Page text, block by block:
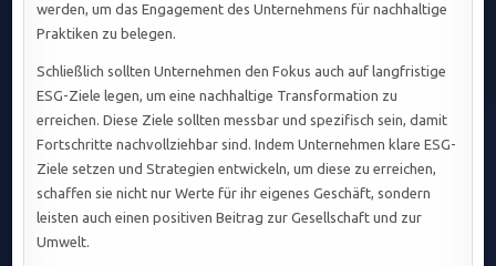
werden, um das Engagement des Unternehmens für nachhaltige
Praktiken zu belegen.
Schließlich sollten Unternehmen den Fokus auch auf langfristige
ESG-Ziele legen, um eine nachhaltige Transformation zu
erreichen. Diese Ziele sollten messbar und spezifisch sein, damit
Fortschritte nachvollziehbar sind. Indem Unternehmen klare ESG-
Ziele setzen und Strategien entwickeln, um diese zu erreichen,
schaffen sie nicht nur Werte für ihr eigenes Geschäft, sondern
leisten auch einen positiven Beitrag zur Gesellschaft und zur
Umwelt.